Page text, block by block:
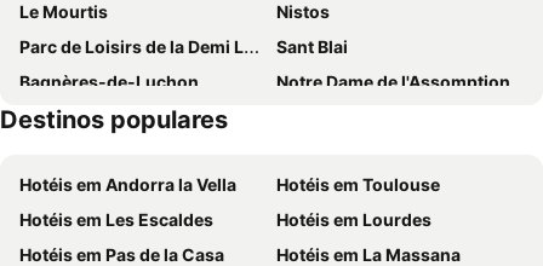
Le Mourtis
Nistos
Parc de Loisirs de la Demi Lune
Sant Blai
Bagnères-de-Luchon
Notre Dame de l'Assomption
Sant Fabian de Arres de Jos
Destinos populares
Hotéis em Andorra la Vella
Hotéis em Toulouse
Hotéis em Les Escaldes
Hotéis em Lourdes
Hotéis em Pas de la Casa
Hotéis em La Massana